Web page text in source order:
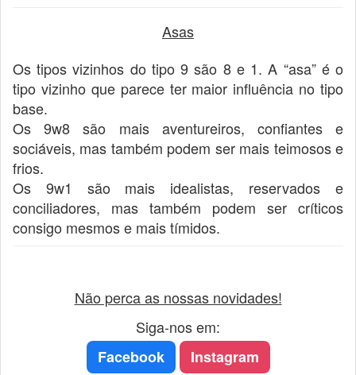
Asas
Os tipos vizinhos do tipo 9 são 8 e 1. A “asa” é o
tipo vizinho que parece ter maior influência no tipo
base.
Os 9w8 são mais aventureiros, confiantes e
sociáveis, mas também podem ser mais teimosos e
frios.
Os 9w1 são mais idealistas, reservados e
conciliadores, mas também podem ser críticos
consigo mesmos e mais tímidos.
Não perca as nossas novidades!
Siga-nos em:
Facebook
Instagram